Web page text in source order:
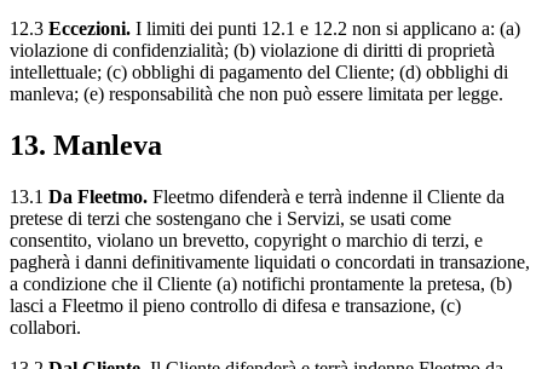
12.3 Eccezioni. I limiti dei punti 12.1 e 12.2 non si applicano a: (a)
violazione di confidenzialità; (b) violazione di diritti di proprietà
intellettuale; (c) obblighi di pagamento del Cliente; (d) obblighi di
manleva; (e) responsabilità che non può essere limitata per legge.
13. Manleva
13.1 Da Fleetmo. Fleetmo difenderà e terrà indenne il Cliente da
pretese di terzi che sostengano che i Servizi, se usati come
consentito, violano un brevetto, copyright o marchio di terzi, e
pagherà i danni definitivamente liquidati o concordati in transazione,
a condizione che il Cliente (a) notifichi prontamente la pretesa, (b)
lasci a Fleetmo il pieno controllo di difesa e transazione, (c)
collabori.